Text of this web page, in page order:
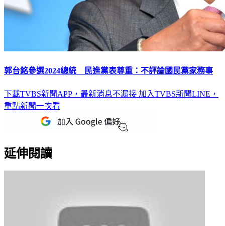
郭台銘參選2024總統 民進黨表尊重：不評論國民黨家務事
下載TVBS新聞APP，最新消息不漏接 加入TVBS新聞LINE，
重點新聞一次看
延伸閱讀